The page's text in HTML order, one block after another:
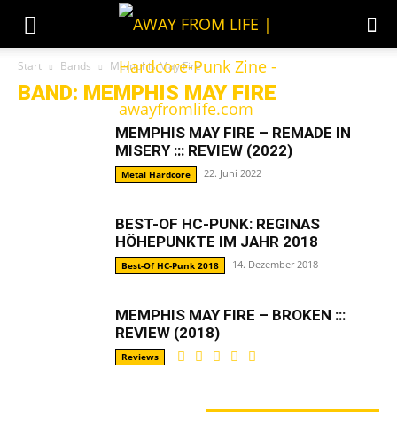
Start Bands Memphis May Fire
BAND: MEMPHIS MAY FIRE
MEMPHIS MAY FIRE – REMADE IN
MISERY ::: REVIEW (2022)
Metal Hardcore 22. Juni 2022
BEST-OF HC-PUNK: REGINAS
HÖHEPUNKTE IM JAHR 2018
Best-Of HC-Punk 2018 14. Dezember 2018
MEMPHIS MAY FIRE – BROKEN :::
REVIEW (2018)
Reviews